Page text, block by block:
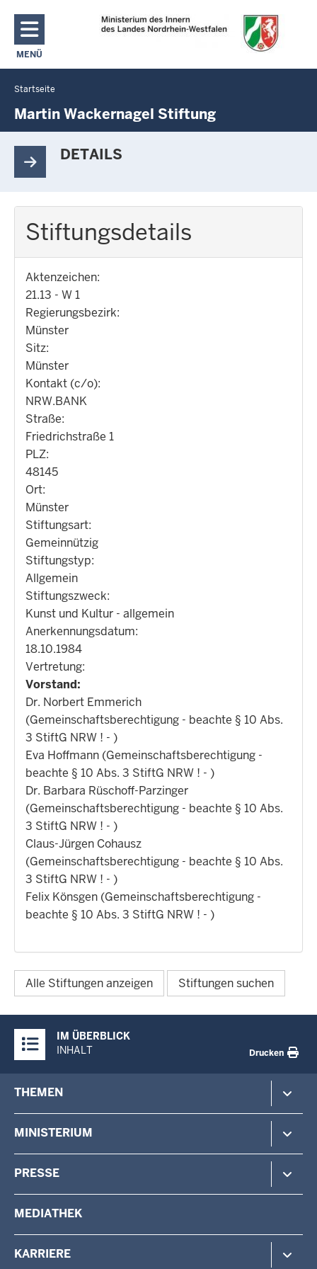
Direkt zum Inhalt
MENÜ
NAVIGATION AKTIVIEREN/DEAKTIVIEREN: MAIN MENU
Sie
befinden
hier
Startseite
Martin Wackernagel Stiftung
DETAILS
Stiftungsdetails
Aktenzeichen:
21.13 - W 1
Regierungsbezirk:
Münster
Sitz:
Münster
Kontakt (c/o):
NRW.BANK
Straße:
Friedrichstraße 1
PLZ:
48145
Ort:
Münster
Stiftungsart:
Gemeinnützig
Stiftungstyp:
Allgemein
Stiftungszweck:
Kunst und Kultur - allgemein
Anerkennungsdatum:
18.10.1984
Vertretung:
Vorstand:
Dr. Norbert Emmerich
(Gemeinschaftsberechtigung - beachte § 10 Abs.
3 StiftG NRW ! - )
Eva Hoffmann (Gemeinschaftsberechtigung -
beachte § 10 Abs. 3 StiftG NRW ! - )
Dr. Barbara Rüschoff-Parzinger
(Gemeinschaftsberechtigung - beachte § 10 Abs.
3 StiftG NRW ! - )
Claus-Jürgen Cohausz
(Gemeinschaftsberechtigung - beachte § 10 Abs.
3 StiftG NRW ! - )
Felix Könsgen (Gemeinschaftsberechtigung -
beachte § 10 Abs. 3 StiftG NRW ! - )
Alle Stiftungen anzeigen Stiftungen suchen
Inhalte
IM ÜBERBLICK
INHALT
Drucken
menu
THEMEN
Beteiligung
Verwaltung
Vermessung
MINISTERIUM
Behörden & Einrichtungen
PRESSE
MEDIATHEK
KARRIERE